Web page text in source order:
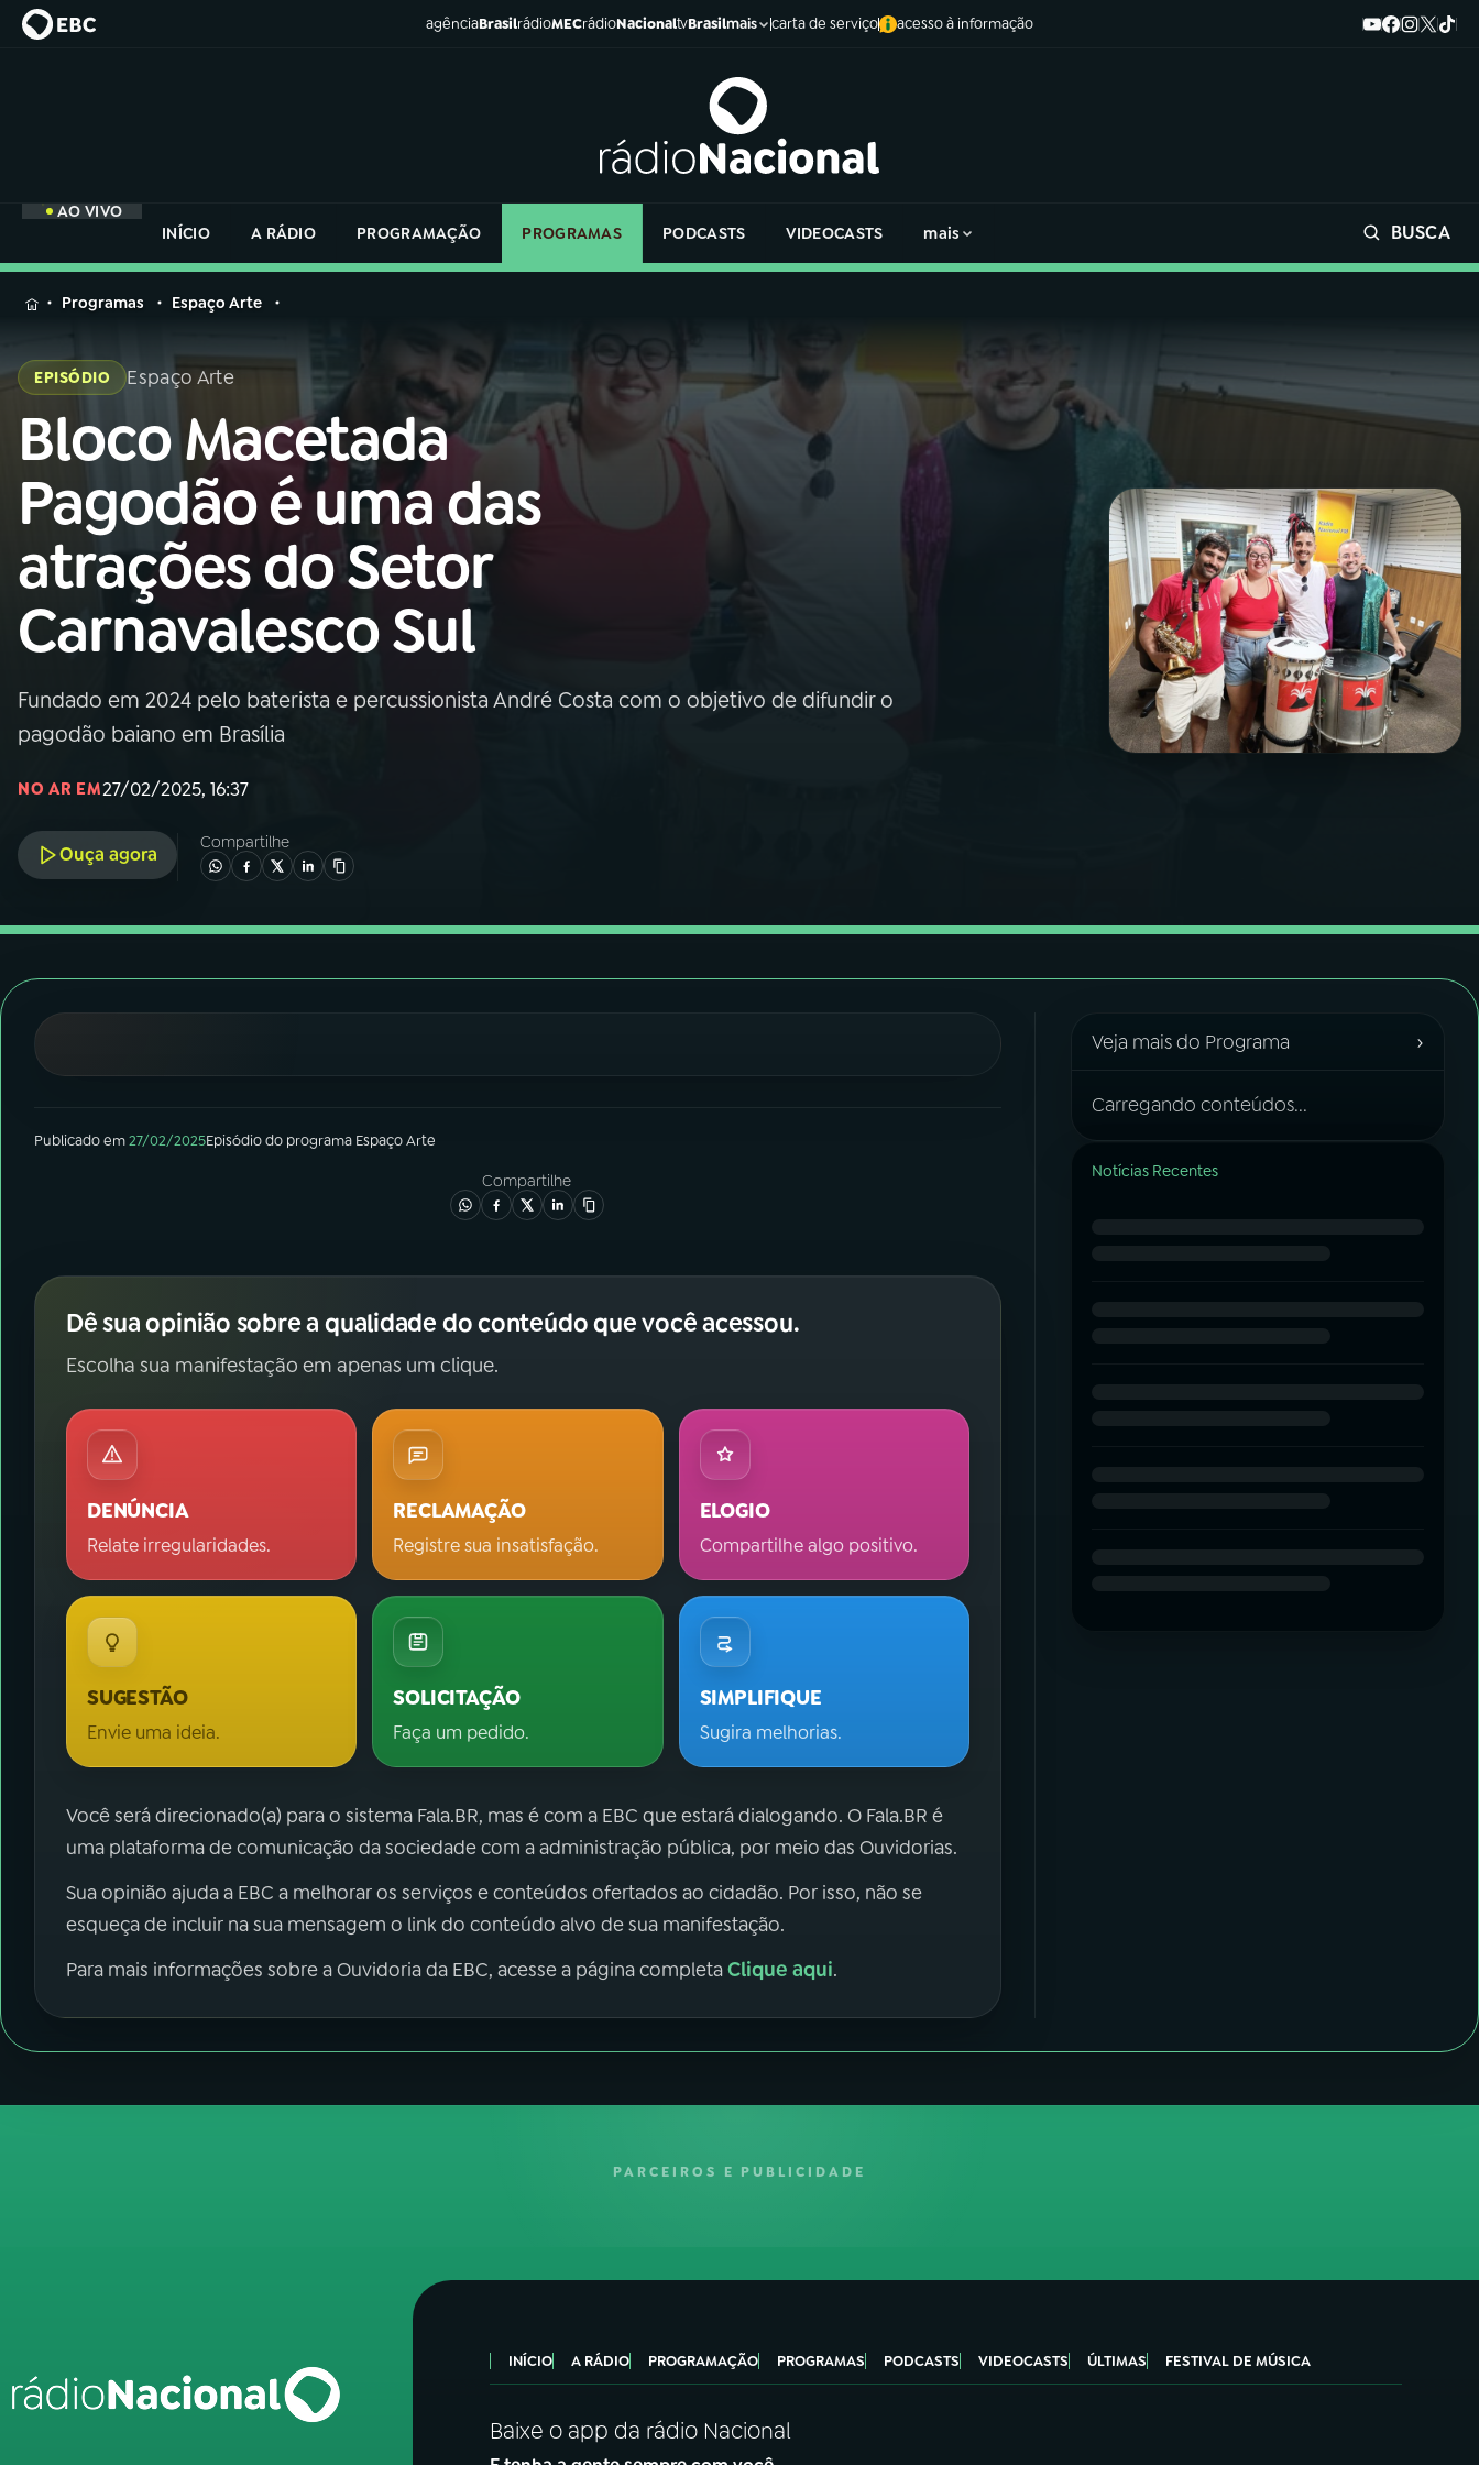
agênciaBrasilrádioMECrádioNacionaltvBrasilmais carta de serviço acesso à informação
AO VIVO
INÍCIO
A RÁDIO PROGRAMAÇÃO PROGRAMAS PODCASTS VIDEOCASTS mais BUSCA
MENU
Buscar
na
Rádio
Nacional
AO VIVO
01INÍCIO
02A RÁDIO
03PROGRAMAÇÃO
05 PODCASTS
ACOMPANHE A RÁDIO NACIONAL
na
Rádio
Programas Espaço Arte
EPISÓDIO Espaço Arte
Bloco Macetada
Pagodão é uma das
atrações do Setor
Carnavalesco Sul
Fundado em 2024 pelo baterista e percussionista André Costa com o objetivo de difundir o
pagodão baiano em Brasília
NO AR EM27/02/2025, 16:37
Ouça agora
Compartilhe
Publicado em27/02/2025Episódiodo programa Espaço Arte
Compartilhe
Dê sua opinião sobre a qualidade do conteúdo que você acessou.
Escolha sua manifestação em apenas um clique.
DENÚNCIA
Relate irregularidades.
RECLAMAÇÃO
Registre sua insatisfação.
ELOGIO
Compartilhe algo positivo.
SUGESTÃO
Envie uma ideia.
SOLICITAÇÃO
Faça um pedido.
SIMPLIFIQUE
Sugira melhorias.
Você será direcionado(a) para o sistema Fala.BR, mas é com a EBC que estará dialogando. O Fala.BR é
uma plataforma de comunicação da sociedade com a administração pública, por meio das Ouvidorias.
Sua opinião ajuda a EBC a melhorar os serviços e conteúdos ofertados ao cidadão. Por isso, não se
esqueça de incluir na sua mensagem o link do conteúdo alvo de sua manifestação.
Para mais informações sobre a Ouvidoria da EBC, acesse a página completaClique aqui.
Veja mais do Programa ›
Carregando conteúdos...
Notícias Recentes
PARCEIROS E PUBLICIDADE
INÍCIO A RÁDIO PROGRAMAÇÃO PROGRAMAS PODCASTS VIDEOCASTS ÚLTIMAS FESTIVAL DE MÚSICA
Baixe o app da rádio Nacional